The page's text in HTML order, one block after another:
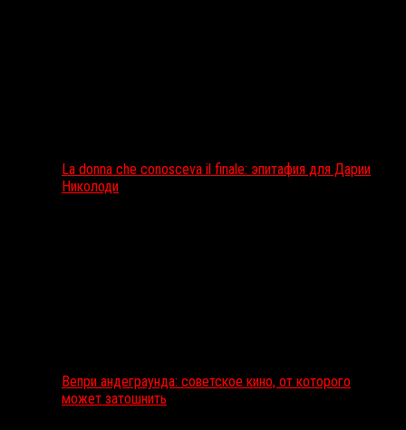
La donna che conosceva il finale: эпитафия для Дарии
Николоди
Вепри андеграунда: советское кино, от которого
может затошнить